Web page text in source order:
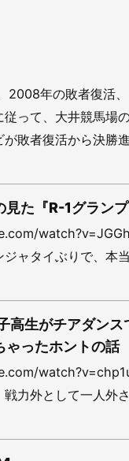
2008年の敗者復活
従って、大井競馬場
敗者復活から決勝
た『R-1グラン
ャタイぶりで、本
高生がチアダン
ゃったホントの話
力外として一人外